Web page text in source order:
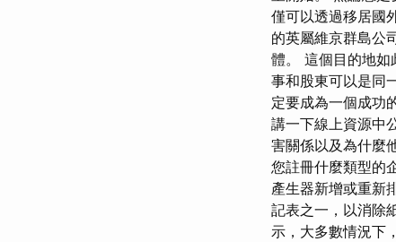
僅可以透過移居國
的英屬維京群島公
體。 這個目的地如
事和股東可以是同
定要成為一個成功
講一下線上資源中
害關係以及為什麼
您註冊什麼類型的
產生器新增或重新
記表之一，以消除
示，大多數情況下